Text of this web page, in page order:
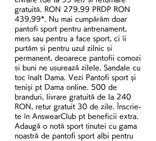
gratuită. RON 279,99 PRDP RON
439,99*. Nu mai cumpărăm doar
pantofi sport pentru antrenament,
mers sau pentru a face sport, ci îi
purtăm și pentru uzul zilnic și
permanent, deoarece pantofii comozi
și buni ne ușurează zilele. Sandale cu
toc înalt Dama. Vezi Pantofi sport şi
tenişi pt Dama online. 500 de
branduri, livrare gratuită de la 240
RON, retur gratuit 30 de zile. Înscrie-
te în AnswearClub pt beneficii extra.
Adaugă o notă sport ținutei cu gama
noastră de pantofi sport albi pentru